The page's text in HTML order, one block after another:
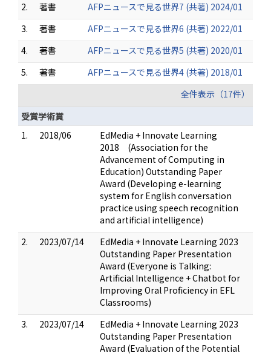
2.
著書
AFPニュースで見る世界7 (共著) 2024/01
3.
著書
AFPニュースで見る世界6 (共著) 2022/01
4.
著書
AFPニュースで見る世界5 (共著) 2020/01
5.
著書
AFPニュースで見る世界4 (共著) 2018/01
全件表示（17件）
受賞学術賞
1.
2018/06
EdMedia + Innovate Learning
2018 (Association for the
Advancement of Computing in
Education) Outstanding Paper
Award (Developing e-learning
system for English conversation
practice using speech recognition
and artificial intelligence)
2.
2023/07/14
EdMedia + Innovate Learning 2023
Outstanding Paper Presentation
Award (Everyone is Talking:
Artificial Intelligence + Chatbot for
Improving Oral Proficiency in EFL
Classrooms)
3.
2023/07/14
EdMedia + Innovate Learning 2023
Outstanding Paper Presentation
Award (Evaluation of the Potential